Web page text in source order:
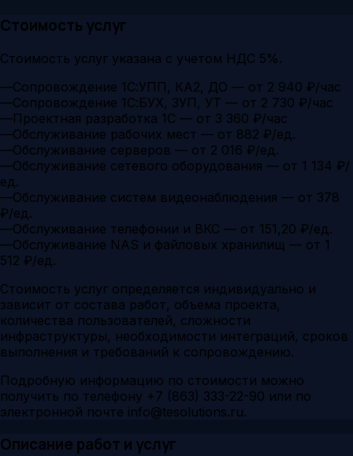
Стоимость услуг
Стоимость услуг указана с учетом НДС 5%.
—Сопровождение 1С:УПП, КА2, ДО — от 2 940 ₽/час
—Сопровождение 1С:БУХ, ЗУП, УТ — от 2 730 ₽/час
—Проектная разработка 1С — от 3 360 ₽/час
—Обслуживание рабочих мест — от 882 ₽/ед.
—Обслуживание серверов — от 2 016 ₽/ед.
—Обслуживание сетевого оборудования — от 1 134 ₽/
ед.
—Обслуживание систем видеонаблюдения — от 378
₽/ед.
—Обслуживание телефонии и ВКС — от 151,20 ₽/ед.
—Обслуживание NAS и файловых хранилищ — от 1
512 ₽/ед.
Стоимость услуг определяется индивидуально и
зависит от состава работ, объема проекта,
количества пользователей, сложности
инфраструктуры, необходимости интеграций, сроков
выполнения и требований к сопровождению.
Подробную информацию по стоимости можно
получить по телефону +7 (863) 333-22-90 или по
электронной почте info@tesolutions.ru.
Описание работ и услуг